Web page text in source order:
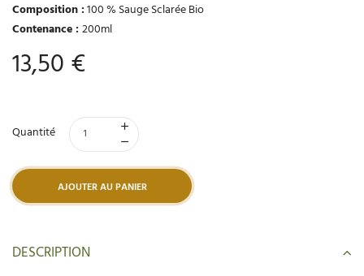
Composition :100 % Sauge Sclarée Bio
Contenance :200ml
13,50 €
Quantité
AJOUTER AU PANIER
DESCRIPTION